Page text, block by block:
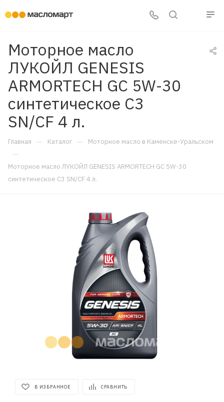
Моторное масло
ЛУКОЙЛ GENESIS
ARMORTECH GC 5W-30
синтетическое C3
SN/CF 4 л.
Главная — Каталог — Моторное масло в Каменске-Уральском
—
Моторное масло ЛУКОЙЛ GENESIS ARMORTECH GC 5W-30
синтетическое C3 SN/CF 4 л.
В ИЗБРАННОЕ СРАВНИТЬ